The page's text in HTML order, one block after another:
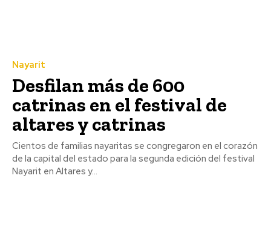
Nayarit
Desfilan más de 600
catrinas en el festival de
altares y catrinas
Cientos de familias nayaritas se congregaron en el corazón
de la capital del estado para la segunda edición del festival
Nayarit en Altares y...